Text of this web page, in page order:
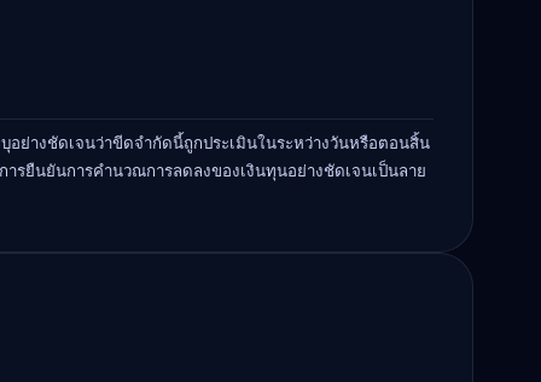
ย่างชัดเจนว่าขีดจำกัดนี้ถูกประเมินในระหว่างวันหรือตอนสิ้น
รยืนยันการคำนวณการลดลงของเงินทุนอย่างชัดเจนเป็นลาย